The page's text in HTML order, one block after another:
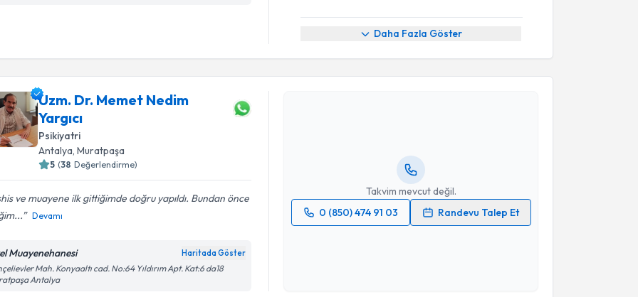
Daha Fazla Göster
Uzm. Dr. Memet Nedim
Yargıcı
Psikiyatri
Antalya , Muratpaşa
5 (38 Değerlendirme)
ve muayene ilk gittiğimde doğru yapıldı. Bundan önce
Devamı
Muayenehanesi Haritada Göster
Mah. Konyaaltı cad. No:64 Yıldırım Apt. Kat:6 da18
Antalya
Takvim mevcut değil.
0 (850) 474 91 03
Randevu Talep Et
Randevu Takvimi Talebi